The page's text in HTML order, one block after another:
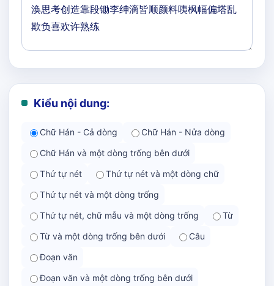
Kiểu nội dung:
Chữ Hán - Cả dòng
Chữ Hán - Nửa dòng
Chữ Hán và một dòng trống bên dưới
Thứ tự nét
Thứ tự nét và một dòng chữ
Thứ tự nét và một dòng trống
Thứ tự nét, chữ mẫu và một dòng trống
Từ
Từ và một dòng trống bên dưới
Câu
Đoạn văn
Đoạn văn và một dòng trống bên dưới